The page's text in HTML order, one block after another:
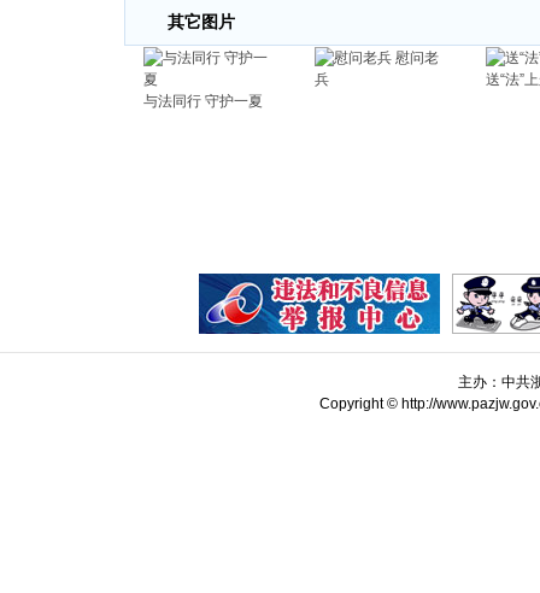
其它图片
与法同行 守护一夏
慰问老
兵
送“法”
主办：中共
Copyright © http://